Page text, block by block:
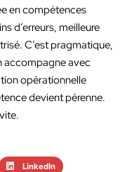
en compétences
d’erreurs, meilleure
C’est pragmatique,
accompagne avec
opérationnelle
devient pérenne.
LinkedIn